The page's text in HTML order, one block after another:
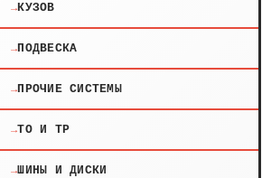
КУЗОВ
ПОДВЕСКА
ПРОЧИЕ СИСТЕМЫ
ТО И ТР
ШИНЫ И ДИСКИ